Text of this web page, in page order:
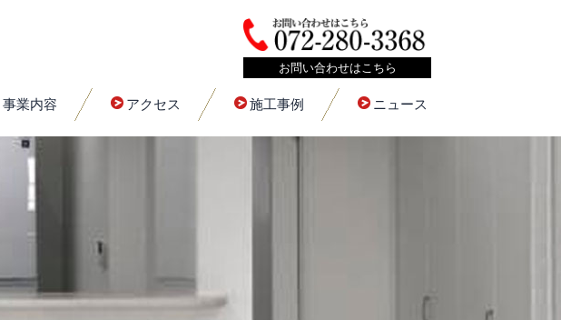
お問い合わせはこちら
事業内容 アクセス 施工事例 ニュース